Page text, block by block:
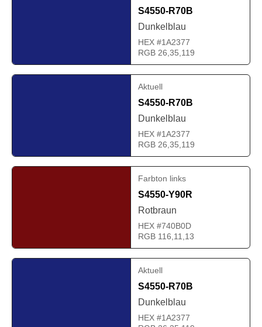
S4550-R70B
Dunkelblau
HEX #1A2377
RGB 26,35,119
Aktuell
S4550-R70B
Dunkelblau
HEX #1A2377
RGB 26,35,119
Farbton links
S4550-Y90R
Rotbraun
HEX #740B0D
RGB 116,11,13
Aktuell
S4550-R70B
Dunkelblau
HEX #1A2377